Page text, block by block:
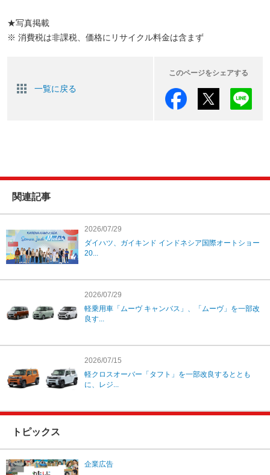
★写真掲載
※ 消費税は非課税、価格にリサイクル料金は含まず
一覧に戻る
このページをシェアする
関連記事
2026/07/29
ダイハツ、ガイキンド インドネシア国際オートショー
20...
2026/07/29
軽乗用車「ムーヴ キャンバス」、「ムーヴ」を一部改
良す...
2026/07/15
軽クロスオーバー「タフト」を一部改良するととも
に、レジ...
トピックス
企業広告